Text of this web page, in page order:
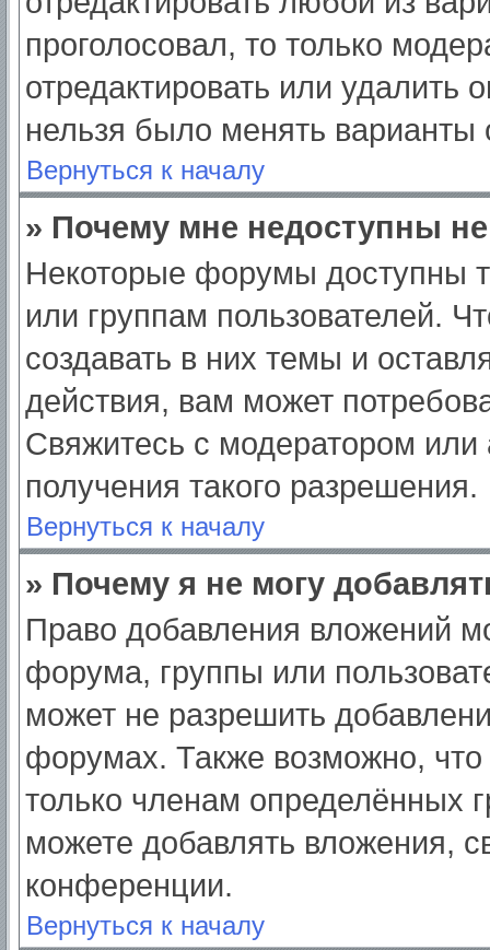
проголосовал, то только
отредактировать или удалить
нельзя было менять варианты
Вернуться к началу
» Почему мне недоступны
Некоторые форумы доступны
или группам пользователей.
создавать в них темы и
действия, вам может
Свяжитесь с модератором
получения такого разрешения.
Вернуться к началу
» Почему я не могу
Право добавления вложений
форума, группы или
может не разрешить
форумах. Также возможно,
только членам определённых
можете добавлять вложения,
конференции.
Вернуться к началу